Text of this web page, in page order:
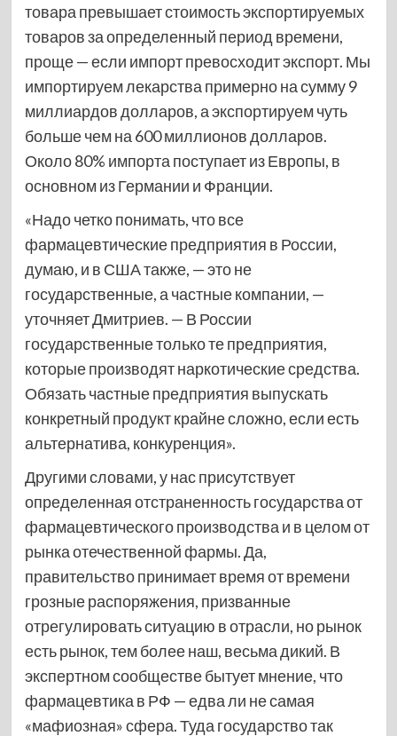
товара превышает стоимость экспортируемых
товаров за определенный период времени,
проще — если импорт превосходит экспорт. Мы
импортируем лекарства примерно на сумму 9
миллиардов долларов, а экспортируем чуть
больше чем на 600 миллионов долларов.
Около 80% импорта поступает из Европы, в
основном из Германии и Франции.
«Надо четко понимать, что все
фармацевтические предприятия в России,
думаю, и в США также, — это не
государственные, а частные компании, —
уточняет Дмитриев. — В России
государственные только те предприятия,
которые производят наркотические средства.
Обязать частные предприятия выпускать
конкретный продукт крайне сложно, если есть
альтернатива, конкуренция».
Другими словами, у нас присутствует
определенная отстраненность государства от
фармацевтического производства и в целом от
рынка отечественной фармы. Да,
правительство принимает время от времени
грозные распоряжения, призванные
отрегулировать ситуацию в отрасли, но рынок
есть рынок, тем более наш, весьма дикий. В
экспертном сообществе бытует мнение, что
фармацевтика в РФ — едва ли не самая
«мафиозная» сфера. Туда государство так